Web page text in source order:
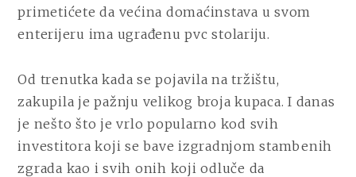
IZBOR
BROJA
primetićete da većina domaćinstava u svom
enterijeru ima ugrađenu pvc stolariju.
Od trenutka kada se pojavila na tržištu,
zakupila je pažnju velikog broja kupaca. I danas
je nešto što je vrlo popularno kod svih
investitora koji se bave izgradnjom stambenih
zgrada kao i svih onih koji odluče da